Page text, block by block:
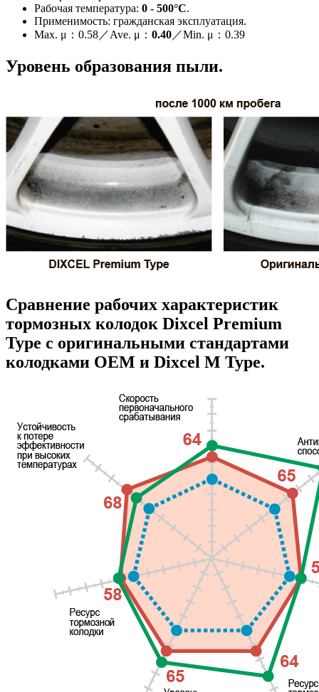
Рабочая температура: 0 - 500°C.
Применимость: гражданская эксплуатация.
Max. μ：0.58／Ave. μ： 0.40／Min. μ：0.39
Уровень образования пыли.
Сравнение рабочих характеристик
тормозных колодок Dixcel Premium
Type с оригинальными стандартами
колодками OEM и Dixcel M Type.